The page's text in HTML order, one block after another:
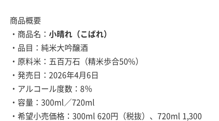
商品概要
・商品名： 小晴れ（こばれ）
・品目：純米大吟醸酒
・原料米：五百万石（精米歩合50%）
・発売日：2026年4月6日
・アルコール度数：8％
・容量：300ml／720ml
・希望小売価格：300ml 620円（税抜）、720ml 1,300